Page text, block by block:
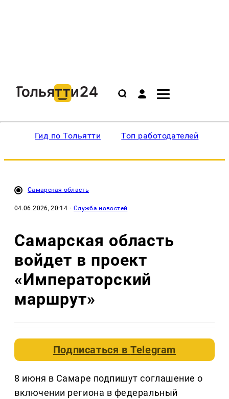
Гид по Тольятти Топ работодателей
Самарская область
04.06.2026, 20:14 · Служба новостей
Самарская область
войдет в проект
«Императорский
маршрут»
Подписаться вTelegram
8 июня в Самаре подпишут соглашение о
включении региона в федеральный